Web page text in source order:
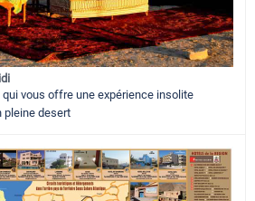
vous offre une expérience insolite
pleine desert